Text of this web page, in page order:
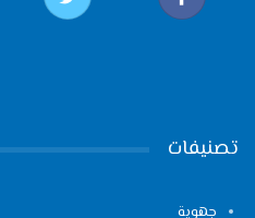
تصنيفات
جهوية